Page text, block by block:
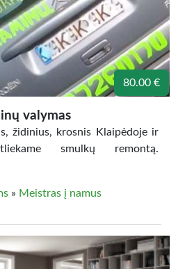
80.00 €
valymas
židinius, krosnis Klaipėdoje ir
smulkų remontą.
» Meistras į namus